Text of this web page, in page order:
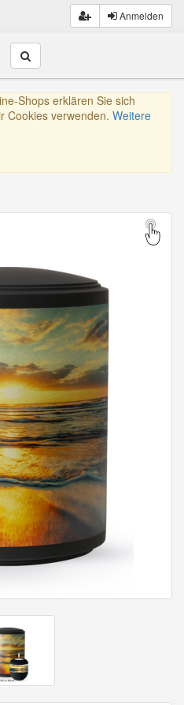
Anmelden
Shops erklären Sie sich
Cookies verwenden. Weitere